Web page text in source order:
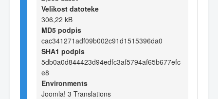
Velikost datoteke
306,22 kB
MD5 podpis
cac341271adf09b002c91d1515396da0
SHA1 podpis
5db0a0d844423d94edfc3af5794af65b677efc
e8
Environments
Joomla! 3 Translations